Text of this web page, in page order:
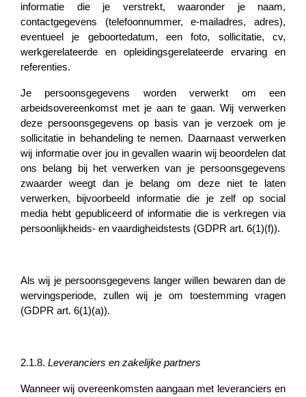
informatie die je verstrekt, waaronder je naam,
contactgegevens (telefoonnummer, e-mailadres, adres),
eventueel je geboortedatum, een foto, sollicitatie, cv,
werkgerelateerde en opleidingsgerelateerde ervaring en
referenties.
Je persoonsgegevens worden verwerkt om een
arbeidsovereenkomst met je aan te gaan. Wij verwerken
deze persoonsgegevens op basis van je verzoek om je
sollicitatie in behandeling te nemen. Daarnaast verwerken
wij informatie over jou in gevallen waarin wij beoordelen dat
ons belang bij het verwerken van je persoonsgegevens
zwaarder weegt dan je belang om deze niet te laten
verwerken, bijvoorbeeld informatie die je zelf op social
media hebt gepubliceerd of informatie die is verkregen via
persoonlijkheids- en vaardigheidstests (GDPR art. 6(1)(f)).
Als wij je persoonsgegevens langer willen bewaren dan de
wervingsperiode, zullen wij je om toestemming vragen
(GDPR art. 6(1)(a)).
2.1.8. Leveranciers en zakelijke partners
Wanneer wij overeenkomsten aangaan met leveranciers en